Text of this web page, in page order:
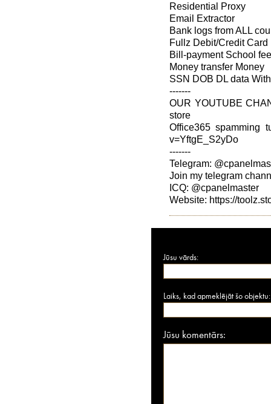
Residential Proxy
Email Extractor
Bank logs from ALL
Fullz Debit/Credit Card
Bill-payment School
Money transfer Money
SSN DOB DL data
-------
OUR YOUTUBE
store
Office365 spamming
v=YftgE_S2yDo
-------
Telegram:
Join my telegram
ICQ: @cpanelmaster
Website: https://
Jūsu vārds:
Laiks, kad apmeklējāt šo objektu:
Jūsu komentārs: